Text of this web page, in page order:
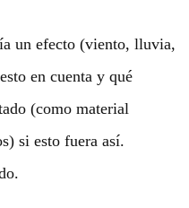
un efecto (viento, lluvia,
en cuenta y qué
(como material
si esto fuera así.